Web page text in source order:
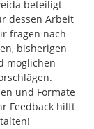
beteiligt
dessen Arbeit
fragen nach
bisherigen
möglichen
und Formate
Feedback hilft